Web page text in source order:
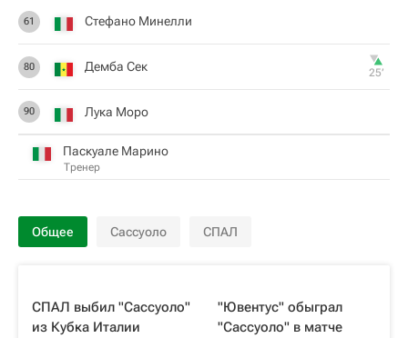
61 Стефано Минелли
80 Демба Сек 25‎’‎
90 Лука Моро
Паскуале Марино
Тренер
Общее Сассуоло СПАЛ
СПАЛ выбил "Сассуоло"
из Кубка Италии
"Ювентус" обыграл
"Сассуоло" в матче